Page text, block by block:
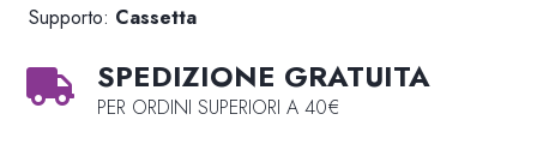
Supporto: Cassetta
SPEDIZIONE GRATUITA
PER ORDINI SUPERIORI A 40€